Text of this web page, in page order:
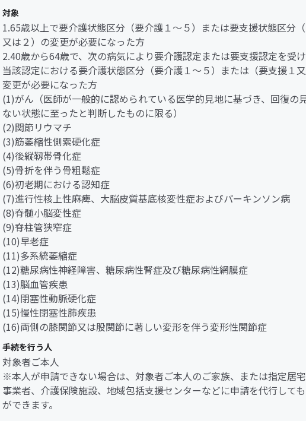
対象
1.65歳以上で要介護状態区分（要介護１～５）または要支援状態区分
又は２）の変更が必要になった方
2.40歳から64歳で、次の病気により要介護認定または要支援認定を受
当該認定における要介護状態区分（要介護１～５）または（要支援１
変更が必要になった方
(1)がん（医師が一般的に認められている医学的見地に基づき、回復の
ない状態に至ったと判断したものに限る）
(2)関節リウマチ
(3)筋萎縮性側索硬化症
(4)後縦靱帯骨化症
(5)骨折を伴う骨粗鬆症
(6)初老期における認知症
(7)進行性核上性麻痺、大脳皮質基底核変性症およびパーキンソン病
(8)脊髄小脳変性症
(9)脊柱管狭窄症
(10)早老症
(11)多系統萎縮症
(12)糖尿病性神経障害、糖尿病性腎症及び糖尿病性網膜症
(13)脳血管疾患
(14)閉塞性動脈硬化症
(15)慢性閉塞性肺疾患
(16)両側の膝関節又は股関節に著しい変形を伴う変形性関節症
手続を行う人
対象者ご本人
※本人が申請できない場合は、対象者ご本人のご家族、または指定居
事業者、介護保険施設、地域包括支援センターなどに申請を代行して
ができます。